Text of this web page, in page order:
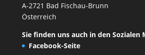
A-2721 Bad Fischau-Brunn
Österreich
Sie finden uns auch in den Sozialen
Facebook-Seite